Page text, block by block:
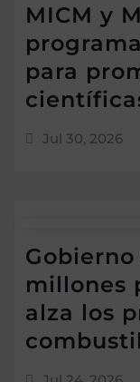
MICM y
para
Jul 30, 2026
Gobierno
millones
alza los